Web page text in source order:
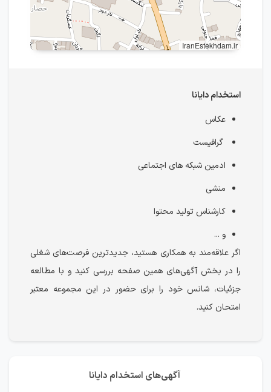
IranEstekhdam.ir
استخدام دایانا
عکاس
گرافیست
ادمین شبکه های اجتماعی
منشی
کارشناس تولید محتوا
و ...
اگر علاقه‌مند به همکاری هستید، جدیدترین فرصت‌های شغلی
را در بخش آگهی‌های همین صفحه بررسی کنید و با مطالعه
جزئیات، شانس خود را برای حضور در این مجموعه معتبر
امتحان کنید.
آگهی‌های استخدام دایانا